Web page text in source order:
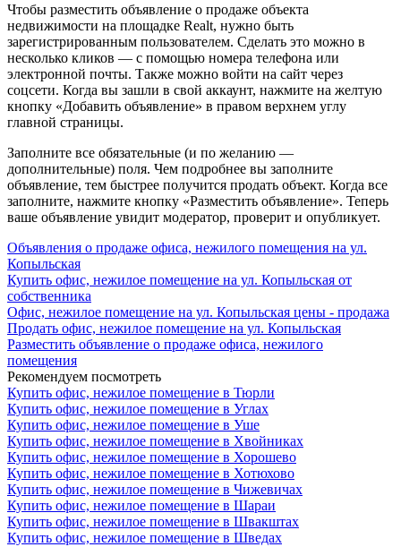
Чтобы разместить объявление о продаже объекта
недвижимости на площадке Realt, нужно быть
зарегистрированным пользователем. Сделать это можно в
несколько кликов — с помощью номера телефона или
электронной почты. Также можно войти на сайт через
соцсети. Когда вы зашли в свой аккаунт, нажмите на желтую
кнопку «Добавить объявление» в правом верхнем углу
главной страницы.
Заполните все обязательные (и по желанию —
дополнительные) поля. Чем подробнее вы заполните
объявление, тем быстрее получится продать объект. Когда все
заполните, нажмите кнопку «Разместить объявление». Теперь
ваше объявление увидит модератор, проверит и опубликует.
Объявления о продаже офиса, нежилого помещения на ул.
Копыльская
Купить офис, нежилое помещение на ул. Копыльская от
собственника
Офис, нежилое помещение на ул. Копыльская цены - продажа
Продать офис, нежилое помещение на ул. Копыльская
Разместить объявление о продаже офиса, нежилого
помещения
Рекомендуем посмотреть
Купить офис, нежилое помещение в Тюрли
Купить офис, нежилое помещение в Углах
Купить офис, нежилое помещение в Уше
Купить офис, нежилое помещение в Хвойниках
Купить офис, нежилое помещение в Хорошево
Купить офис, нежилое помещение в Хотюхово
Купить офис, нежилое помещение в Чижевичах
Купить офис, нежилое помещение в Шараи
Купить офис, нежилое помещение в Швакштах
Купить офис, нежилое помещение в Шведах